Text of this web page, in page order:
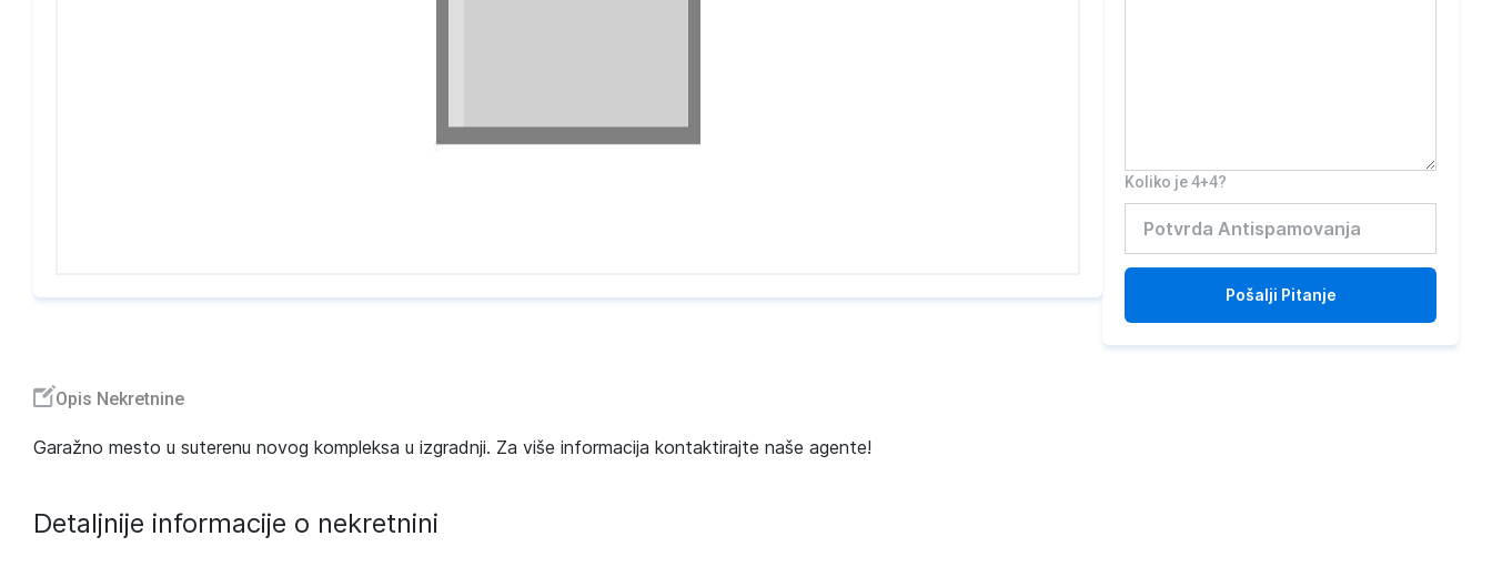
Opis Nekretnine
Garažno mesto u suterenu novog kompleksa u izgradnji. Za više informacija kontaktirajte naše agente!
Detaljnije informacije o nekretnini
Koliko je 4+4?
Pošalji Pitanje